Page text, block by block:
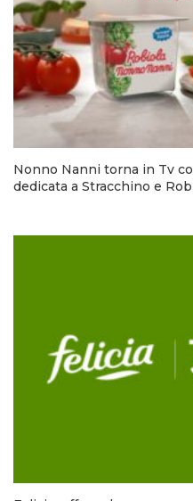
Nonno Nanni torna in Tv
dedicata a Stracchino e